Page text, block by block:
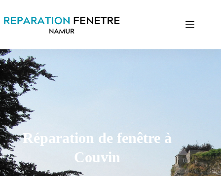
Réparation de fenêtre à
Couvin